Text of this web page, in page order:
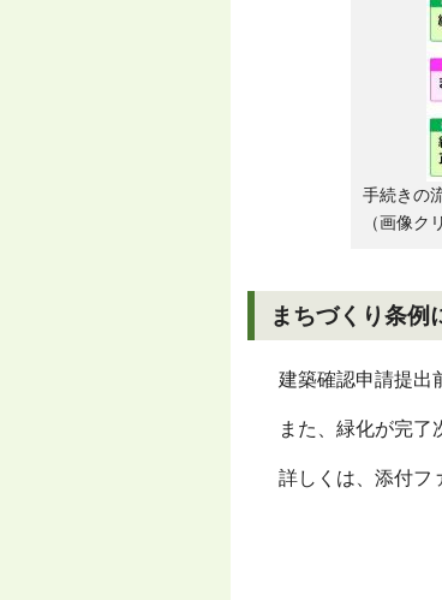
手続きの
（画像ク
まちづくり条例
建築確認申請提出
また、緑化が完了
詳しくは、添付フ